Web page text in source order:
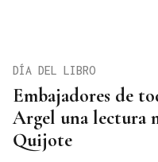
Embajadores de
Argel una lectura
Quijote
DÍA DEL LIBRO